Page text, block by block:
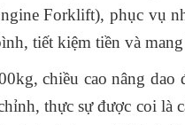
Forklift), phục vụ
tiết kiệm tiền và
chiều cao nâng
thực sự được coi là